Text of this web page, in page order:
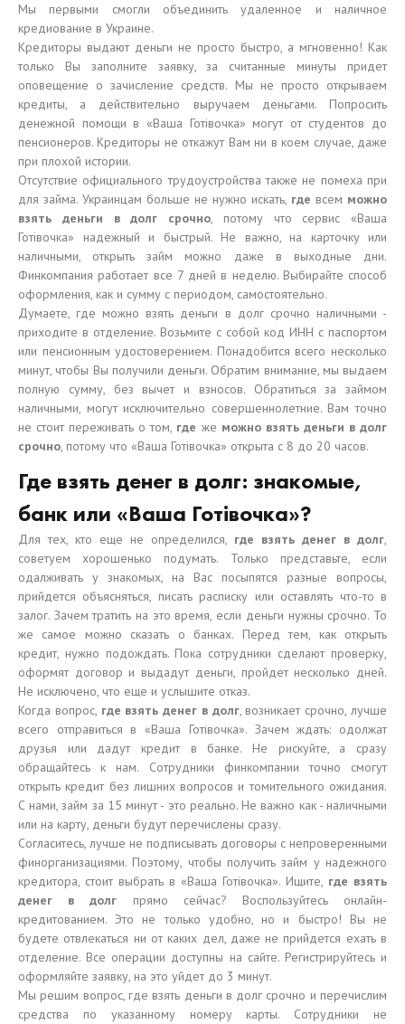
Мы первыми смогли объединить удаленное и наличное
кредиование в Украине.
Кредиторы выдают деньги не просто быстро, а мгновенно! Как
только Вы заполните заявку, за считанные минуты придет
оповещение о зачисление средств. Мы не просто открываем
кредиты, а действительно выручаем деньгами. Попросить
денежной помощи в «Ваша Готівочка» могут от студентов до
пенсионеров. Кредиторы не откажут Вам ни в коем случае, даже
при плохой истории.
Отсутствие официального трудоустройства также не помеха при
для займа. Украинцам больше не нужно искать, где всем можно
взять деньги в долг срочно, потому что сервис «Ваша
Готівочка» надежный и быстрый. Не важно, на карточку или
наличными, открыть займ можно даже в выходные дни.
Финкомпания работает все 7 дней в неделю. Выбирайте способ
оформления, как и сумму с периодом, самостоятельно.
Думаете, где можно взять деньги в долг срочно наличными -
приходите в отделение. Возьмите с собой код ИНН с паспортом
или пенсионным удостоверением. Понадобится всего несколько
минут, чтобы Вы получили деньги. Обратим внимание, мы выдаем
полную сумму, без вычет и взносов. Обратиться за займом
наличными, могут исключительно совершеннолетние. Вам точно
не стоит переживать о том, где же можно взять деньги в долг
срочно, потому что «Ваша Готівочка» открыта с 8 до 20 часов.
Где взять денег в долг: знакомые,
банк или «Ваша Готівочка»?
Для тех, кто еще не определился, где взять денег в долг,
советуем хорошенько подумать. Только представьте, если
одалживать у знакомых, на Вас посыпятся разные вопросы,
прийдется объясняться, писать расписку или оставлять что-то в
залог. Зачем тратить на это время, если деньги нужны срочно. То
же самое можно сказать о банках. Перед тем, как открыть
кредит, нужно подождать. Пока сотрудники сделают проверку,
оформят договор и выдадут деньги, пройдет несколько дней.
Не исключено, что еще и услышите отказ.
Когда вопрос, где взять денег в долг, возникает срочно, лучше
всего отправиться в «Ваша Готівочка». Зачем ждать: одолжат
друзья или дадут кредит в банке. Не рискуйте, а сразу
обращайтесь к нам. Сотрудники финкомпании точно смогут
открыть кредит без лишних вопросов и томительного ожидания.
С нами, займ за 15 минут - это реально. Не важно как - наличными
или на карту, деньги будут перечислены сразу.
Согласитесь, лучше не подписывать договоры с непроверенными
финорганизациями. Поэтому, чтобы получить займ у надежного
кредитора, стоит выбрать в «Ваша Готівочка». Ищите, где взять
денег в долг прямо сейчас? Воспользуйтесь онлайн-
кредитованием. Это не только удобно, но и быстро! Вы не
будете отвлекаться ни от каких дел, даже не прийдется ехать в
отделение. Все операции доступны на сайте. Регистрируйтесь и
оформляйте заявку, на это уйдет до 3 минут.
Мы решим вопрос, где взять деньги в долг срочно и перечислим
средства по указанному номеру карты. Сотрудники не